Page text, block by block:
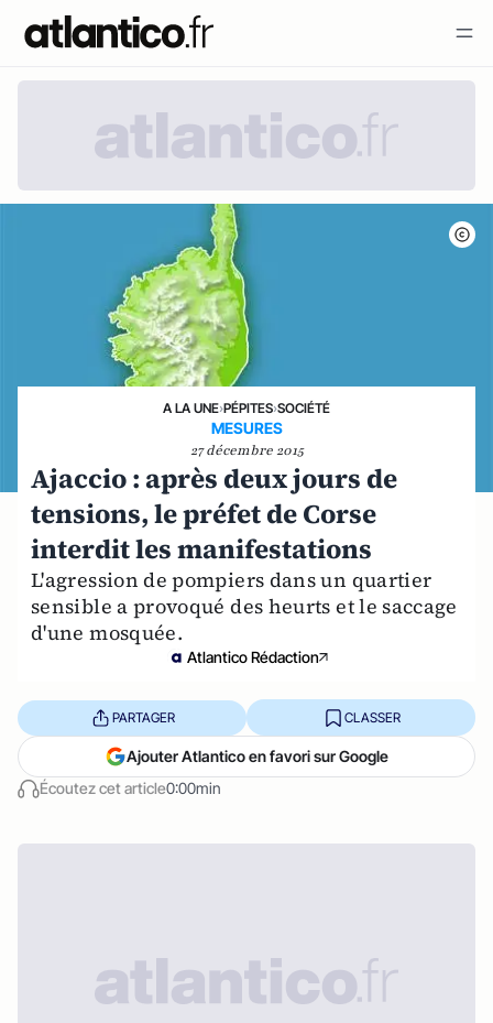
A LA UNE›PÉPITES›SOCIÉTÉ
MESURES
27 décembre 2015
Ajaccio : après deux jours de
tensions, le préfet de Corse
interdit les manifestations
L'agression de pompiers dans un quartier
sensible a provoqué des heurts et le saccage
d'une mosquée.
Atlantico Rédaction
Écoutez cet article0:00min
PARTAGER CLASSER
Ajouter Atlantico en favori sur Google